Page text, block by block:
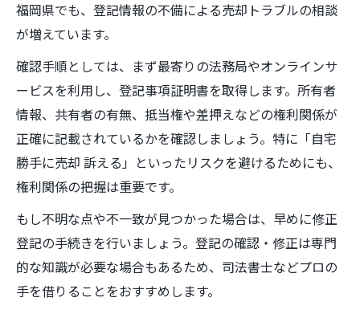
福岡県でも、登記情報の不備による売却トラブルの相談
が増えています。
確認手順としては、まず最寄りの法務局やオンラインサ
ービスを利用し、登記事項証明書を取得します。所有者
情報、共有者の有無、抵当権や差押えなどの権利関係が
正確に記載されているかを確認しましょう。特に「自宅
勝手に売却 訴える」といったリスクを避けるためにも、
権利関係の把握は重要です。
もし不明な点や不一致が見つかった場合は、早めに修正
登記の手続きを行いましょう。登記の確認・修正は専門
的な知識が必要な場合もあるため、司法書士などプロの
手を借りることをおすすめします。